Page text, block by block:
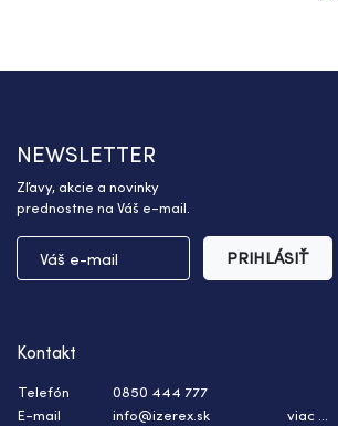
NEWSLETTER
Zľavy, akcie a novinky
prednostne na Váš e-mail.
PRIHLÁSIŤ
Kontakt
Telefón
0850 444 777
E-mail
info@izerex.sk viac ...